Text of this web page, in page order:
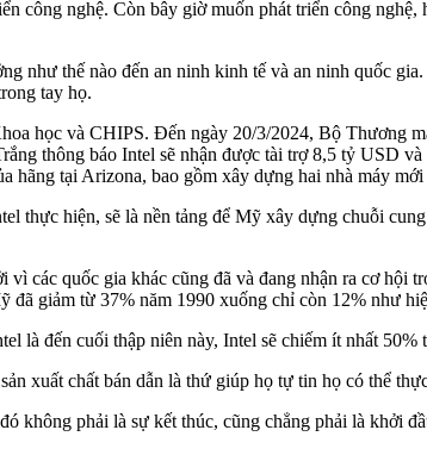
công nghệ. Còn bây giờ muốn phát triển công
thế nào đến an ninh kinh tế và an ninh quốc
tay họ.
học và CHIPS. Đến ngày 20/3/2024, Bộ Thương
thông báo Intel sẽ nhận được tài trợ 8,5 tỷ USD
tại Arizona, bao gồm xây dựng hai nhà máy
thực hiện, sẽ là nền tảng để Mỹ xây dựng chuỗi
quốc gia khác cũng đã và đang nhận ra cơ hội
đã giảm từ 37% năm 1990 xuống chỉ còn 12% như
là đến cuối thập niên này, Intel sẽ chiếm ít nhất
xuất chất bán dẫn là thứ giúp họ tự tin họ có thể
phải là sự kết thúc, cũng chẳng phải là khởi